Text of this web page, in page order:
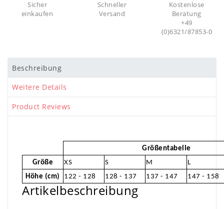
Sicher
einkaufen
Schneller
Versand
Kostenlose
Beratung
+49
(0)6321/87853-0
Beschreibung
Weitere Details
Product Reviews
Größentabelle
Größe
XS S M
L
Höhe (cm)
122 - 128 128 - 137 137 - 147 147 - 158
Artikelbeschreibung